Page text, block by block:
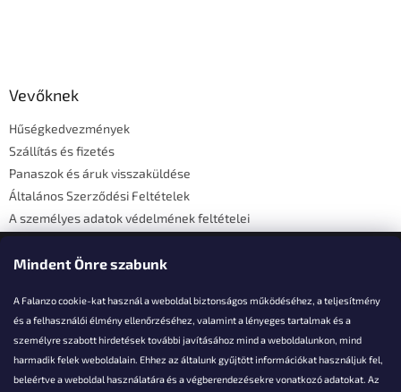
Mindent Önre szabunk
A Falanzo cookie-kat használ a weboldal biztonságos működéséhez, a teljesítmény
és a felhasználói élmény ellenőrzéséhez, valamint a lényeges tartalmak és a
személyre szabott hirdetések további javításához mind a weboldalunkon, mind
harmadik felek weboldalain. Ehhez az általunk gyűjtött információkat használjuk fel,
beleértve a weboldal használatára és a végberendezésekre vonatkozó adatokat. Az
Vevőknek
Hűségkedvezmények
Szállítás és fizetés
Panaszok és áruk visszaküldése
Általános Szerződési Feltételek
A személyes adatok védelmének feltételei
Elérhetőségi adatok
Akarsz kérdezni valamit?
info@falanzo.hu